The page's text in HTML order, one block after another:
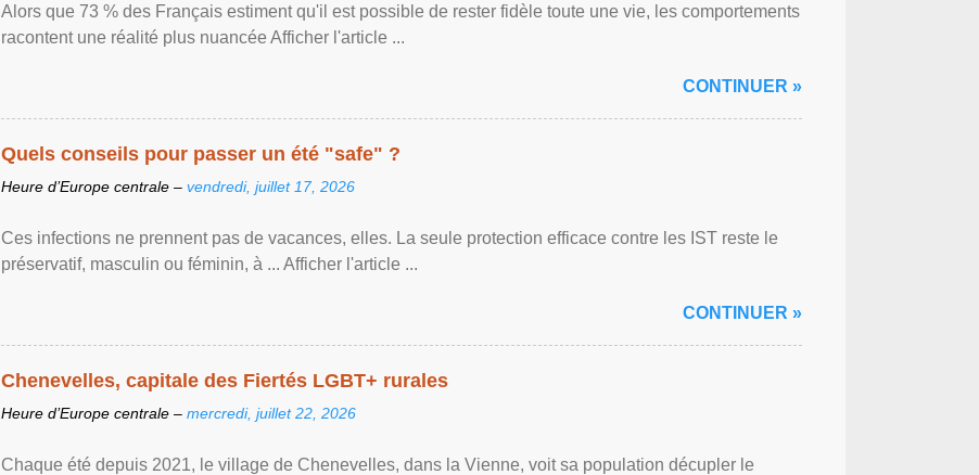
Alors que 73 % des Français estiment qu'il est possible de rester fidèle toute une vie, les comportements
racontent une réalité plus nuancée Afficher l'article ...
CONTINUER »
Quels conseils pour passer un été "safe" ?
Heure d’Europe centrale – vendredi, juillet 17, 2026
Ces infections ne prennent pas de vacances, elles. La seule protection efficace contre les IST reste le
préservatif, masculin ou féminin, à ... Afficher l'article ...
CONTINUER »
Chenevelles, capitale des Fiertés LGBT+ rurales
Heure d’Europe centrale – mercredi, juillet 22, 2026
Chaque été depuis 2021, le village de Chenevelles, dans la Vienne, voit sa population décupler le